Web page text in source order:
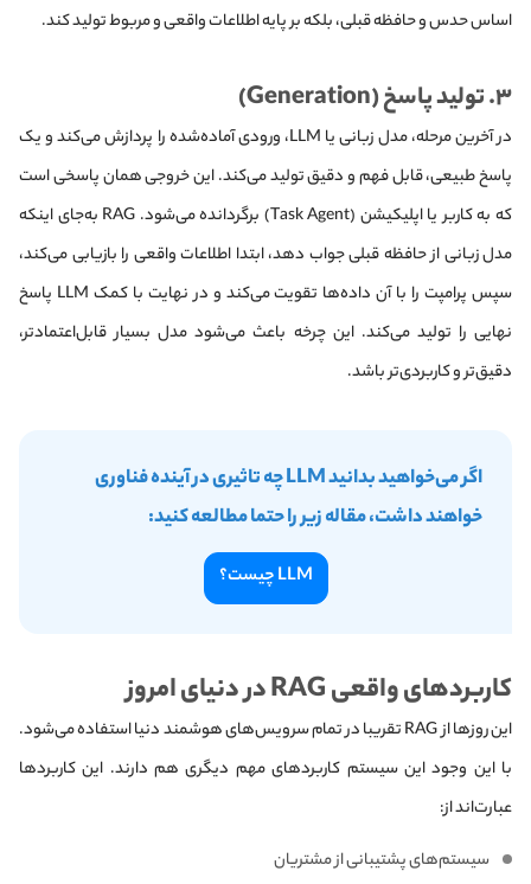
اساس حدس و حافظه قبلی، بلکه بر پایه اطلاعات واقعی و مربوط تولید کند.
۳. تولید پاسخ (Generation)
در آخرین مرحله، مدل زبانی یا LLM، ورودی آماده‌شده را پردازش می‌کند و یک
پاسخ طبیعی، قابل فهم و دقیق تولید می‌کند. این خروجی همان پاسخی است
که به کاربر یا اپلیکیشن (Task Agent) برگردانده می‌شود. RAG به‌جای اینکه
مدل زبانی از حافظه قبلی جواب دهد، ابتدا اطلاعات واقعی را بازیابی می‌کند،
سپس پرامپت را با آن داده‌ها تقویت می‌کند و در نهایت با کمک LLM پاسخ
نهایی را تولید می‌کند. این چرخه باعث می‌شود مدل بسیار قابل‌اعتمادتر،
دقیق‌تر و کاربردی‌تر باشد.
اگر می‌خواهید بدانید LLM چه تاثیری در آینده فناوری
خواهند داشت، مقاله زیر را حتما مطالعه کنید:
LLM چیست؟
کاربردهای واقعی RAG در دنیای امروز
این روز‌ها از RAG تقریبا در تمام سرویس‌های هوشمند دنیا استفاده می‌شود.
با این وجود این سیستم کاربردهای مهم دیگری هم دارند. این کاربردها
عبارت‌اند از:
سیستم‌های پشتیبانی از مشتریان